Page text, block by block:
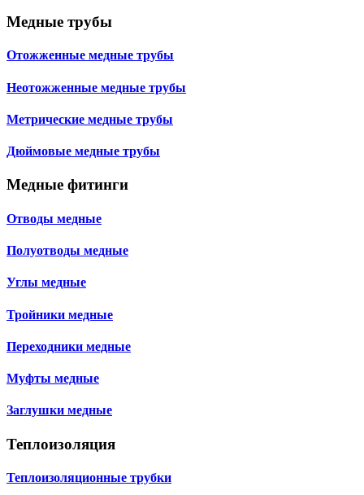
Медные трубы
Отожженные медные трубы
Неотожженные медные трубы
Метрические медные трубы
Дюймовые медные трубы
Медные фитинги
Отводы медные
Полуотводы медные
Углы медные
Тройники медные
Переходники медные
Муфты медные
Заглушки медные
Теплоизоляция
Теплоизоляционные трубки